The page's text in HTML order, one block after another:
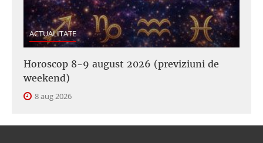
ACTUALITATE
Horoscop 8-9 august 2026 (previziuni de
weekend)
8 aug 2026